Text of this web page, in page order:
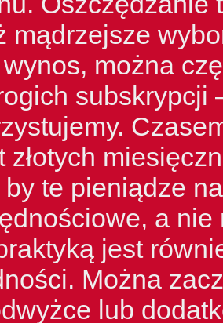
mądrzejsze
można
subskrypcji
złotych
by te pieniądze
a nie
jest
Można
lub